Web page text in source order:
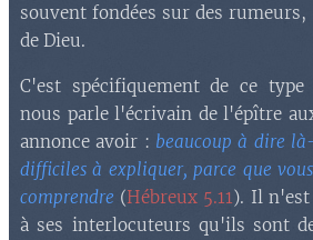
souvent fondées sur des
de Dieu.
C'est spécifiquement de ce
nous parle l'écrivain de l'épître
annonce avoir : beaucoup à dire là-
difficiles à expliquer, parce que
comprendre (Hébreux 5.11). Il n'est
à ses interlocuteurs qu'ils sont